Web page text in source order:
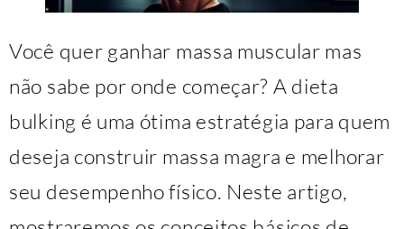
Você quer ganhar massa muscular mas
não sabe por onde começar? A dieta
bulking é uma ótima estratégia para quem
deseja construir massa magra e melhorar
seu desempenho físico. Neste artigo,